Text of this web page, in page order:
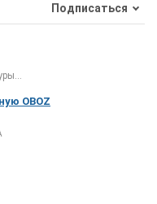
Подписаться
OBOZ